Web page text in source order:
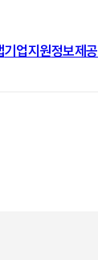
기업지원정보제공